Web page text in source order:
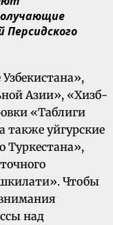
Азии», «Хизб-
«Таблиги
уйгурские
Туркестана»,
Чтобы
над